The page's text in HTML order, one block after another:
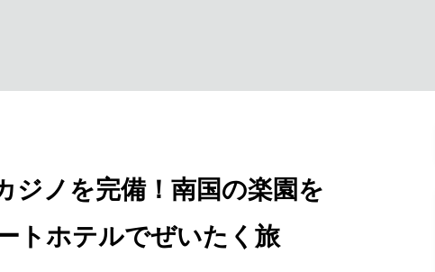
ジノを完備！南国の楽園を
トホテルでぜいたく旅